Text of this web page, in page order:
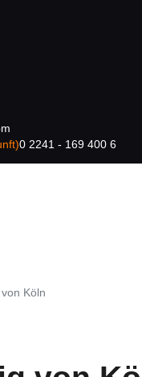
0 2241 - 169 400 6
Köln